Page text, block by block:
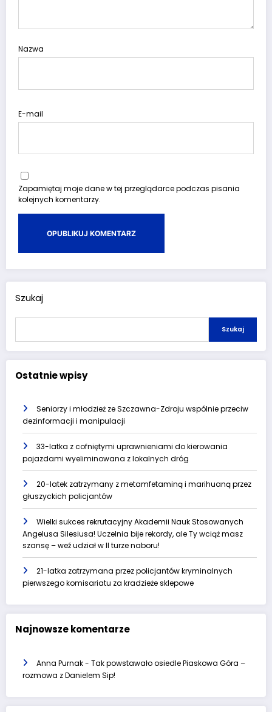
Nazwa
E-mail
Zapamiętaj moje dane w tej przeglądarce podczas pisania
kolejnych komentarzy.
Szukaj
Szukaj
Ostatnie wpisy
Seniorzy i młodzież ze Szczawna-Zdroju wspólnie przeciw
dezinformacji i manipulacji
33-latka z cofniętymi uprawnieniami do kierowania
pojazdami wyeliminowana z lokalnych dróg
20-latek zatrzymany z metamfetaminą i marihuaną przez
głuszyckich policjantów
Wielki sukces rekrutacyjny Akademii Nauk Stosowanych
Angelusa Silesiusa! Uczelnia bije rekordy, ale Ty wciąż masz
szansę – weź udział w II turze naboru!
21-latka zatrzymana przez policjantów kryminalnych
pierwszego komisariatu za kradzieże sklepowe
Najnowsze komentarze
Anna Purnak- Tak powstawało osiedle Piaskowa Góra –
rozmowa z Danielem Sip!